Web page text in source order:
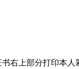
右上部分打印本人